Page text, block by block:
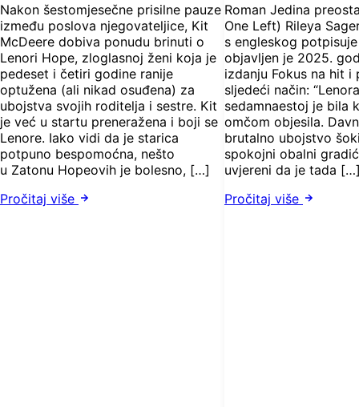
Nakon šestomjesečne prisilne pauze
između poslova njegovateljice, Kit
McDeere dobiva ponudu brinuti o
Lenori Hope, zloglasnoj ženi koja je
pedeset i četiri godine ranije
optužena (ali nikad osuđena) za
ubojstva svojih roditelja i sestre. Kit
je već u startu preneražena i boji se
Lenore. Iako vidi da je starica
potpuno bespomoćna, nešto
u Zatonu Hopeovih je bolesno, […]
Pročitaj više
Roman Jedina
One Left) Rileya
s engleskog
objavljen je 2025.
izdanju Fokus na hit i
sljedeći način:
sedamnaestoj je bila
omčom objesila.
brutalno ubojstvo
spokojni obalni
uvjereni da je tada
Pročitaj više